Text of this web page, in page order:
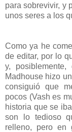
para sobrevivir, y
unos seres a los
Como ya he
de editar, por lo
y,
Madhouse hizo
consiguió que
pocos (Vash es
historia que se
son lo tedioso
relleno, pero en